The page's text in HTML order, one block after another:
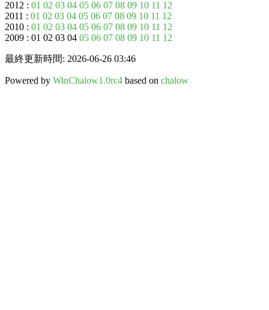
2012 : 01 02 03 04 05 06 07 08 09 10 11 12
2011 : 01 02 03 04 05 06 07 08 09 10 11 12
2010 : 01 02 03 04 05 06 07 08 09 10 11 12
2009 : 01 02 03 04 05 06 07 08 09 10 11 12
最終更新時間: 2026-06-26 03:46
Powered by WinChalow1.0rc4 based on chalow